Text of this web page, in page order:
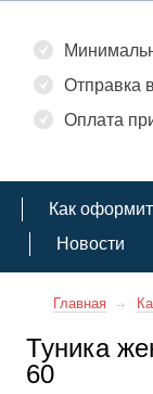
Отправка
Оплата
Как
Новости
Главная
Туника
60